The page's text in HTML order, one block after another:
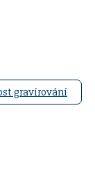
gravírování